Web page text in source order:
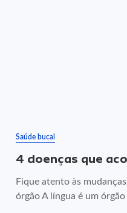
Saúde bucal
4 doenças que
Fique atento às
órgão A língua é um